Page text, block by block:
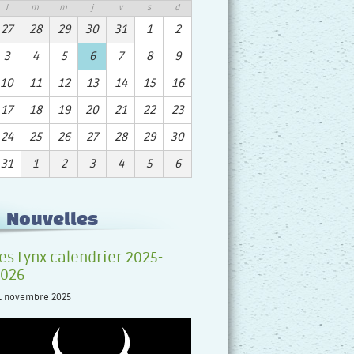
l m m j v s d
27 28 29 30 31 1
2
3
4 5 6 7 8
9
10
11 12 13 14 15
16
17
18 19 20 21 22
23
24
25 26 27 28 29
30
31
1 2 3 4 5 6
Nouvelles
Lynx calendrier 2025-
novembre 2025